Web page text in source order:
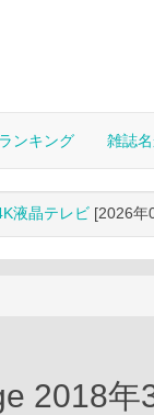
ランキング 雑誌
液晶テレビ [2026年
2018年